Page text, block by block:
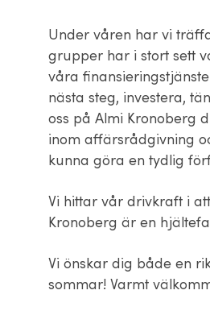
Under våren har vi
grupper har i stort sett
våra
nästa steg, investera,
oss på Almi Kronoberg
inom affärsrådgivning
kunna göra en tydlig
Vi hittar vår drivkraft i
Kronoberg är en
Vi önskar dig både en
sommar! Varmt